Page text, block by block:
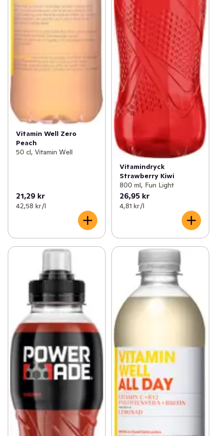
Vitamin Well Zero
Peach
50 cl, Vitamin Well
21,29 kr
42,58 kr /l
Vitamindryck
Strawberry Kiwi
800 ml, Fun Light
26,95 kr
4,81 kr /l